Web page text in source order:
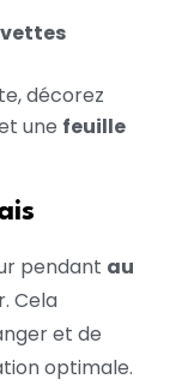
décorez
une feuille
pendant au
Cela
et de
optimale.